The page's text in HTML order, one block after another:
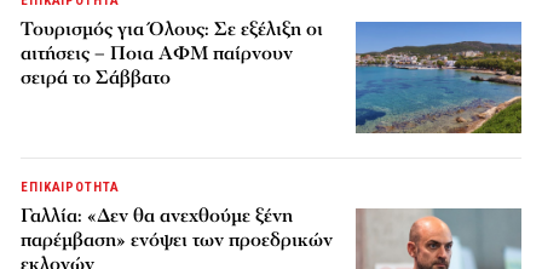
Τουρισμός για Όλους: Σε εξέλιξη οι
αιτήσεις – Ποια ΑΦΜ παίρνουν
σειρά το Σάββατο
ΕΠΙΚΑΙΡΟΤΗΤΑ
Γαλλία: «Δεν θα ανεχθούμε ξένη
παρέμβαση» ενόψει των προεδρικών
εκλογών